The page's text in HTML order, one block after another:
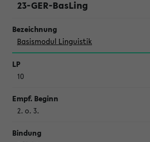
23-GER-BasLing
Basismodul Linguistik
10
2. o. 3.